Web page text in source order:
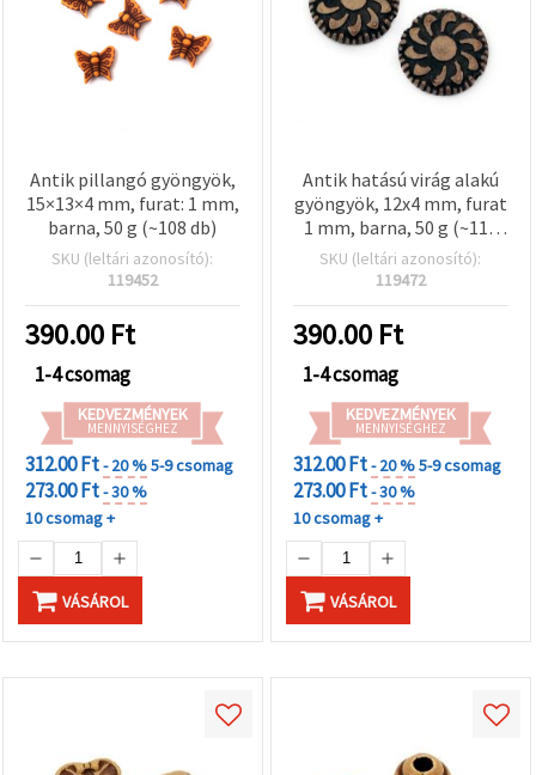
Antik pillangó gyöngyök,
15×13×4 mm, furat: 1 mm,
barna, 50 g (~108 db)
SKU (leltári azonosító):
119452
390.00 Ft
1-4 csomag
KEDVEZMÉNYEK
MENNYISÉGHEZ
312.00 Ft- 20 %5-9 csomag
273.00 Ft- 30 %
10 csomag +
VÁSÁROL
Antik hatású virág alakú
gyöngyök, 12x4 mm, furat
1 mm, barna, 50 g (~112
db), ékszerkészítéshez
SKU (leltári azonosító):
119472
390.00 Ft
1-4 csomag
KEDVEZMÉNYEK
MENNYISÉGHEZ
312.00 Ft- 20 %5-9 csomag
273.00 Ft- 30 %
10 csomag +
VÁSÁROL